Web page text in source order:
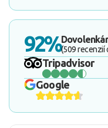
92%(509 recenzií
Tripadvisor
Google